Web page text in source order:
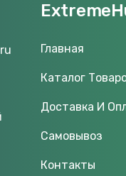
Главная
Каталог
Доставка И
Самовывоз
Контакты